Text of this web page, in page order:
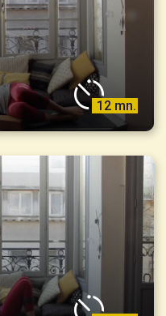
12 mn.